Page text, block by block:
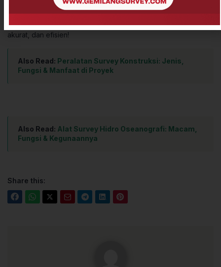
Jangan tunda lagi, pilih Alat Pengukuran Tanah yang tepat
sekarang dan pastikan proyek Anda berjalan lebih cepat,
akurat, dan efisien!
Also Read: Peralatan Survey Konstruksi: Jenis,
Fungsi & Manfaat di Proyek
Also Read: Alat Survey Hidro Oseanografi: Macam,
Fungsi & Kegunaannya
Share this: